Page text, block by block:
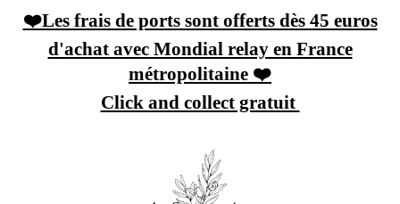
❤️Les frais de ports sont offerts dès 45 euros
d'achat avec Mondial relay en France
métropolitaine ❤️
Click and collect gratuit